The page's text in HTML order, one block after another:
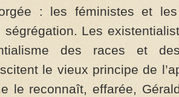
: les féministes et
ségrégation. Les
des races et
le vieux principe de
le reconnaît, effarée,